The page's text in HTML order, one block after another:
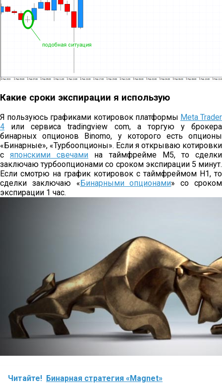
Какие сроки экспирации я использую
Я пользуюсь графиками котировок платформы Meta Trader
4 или сервиса tradingview com, а торгую у брокера
бинарных опционов Binomo, у которого есть опционы
«Бинарные», «Турбоопционы». Если я открываю котировки
сяпонскими свечами на таймфрейме М5, то сделки
заключаю турбоопционами со сроком экспирации 5 минут.
Если смотрю на график котировок с таймфреймом Н1, то
сделки заключаю «Бинарными опционами» со сроком
экспирации 1 час.
Читайте! Бинарная стратегия «Magnet»